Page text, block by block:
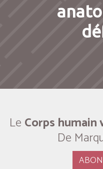
Le Corps humain
De